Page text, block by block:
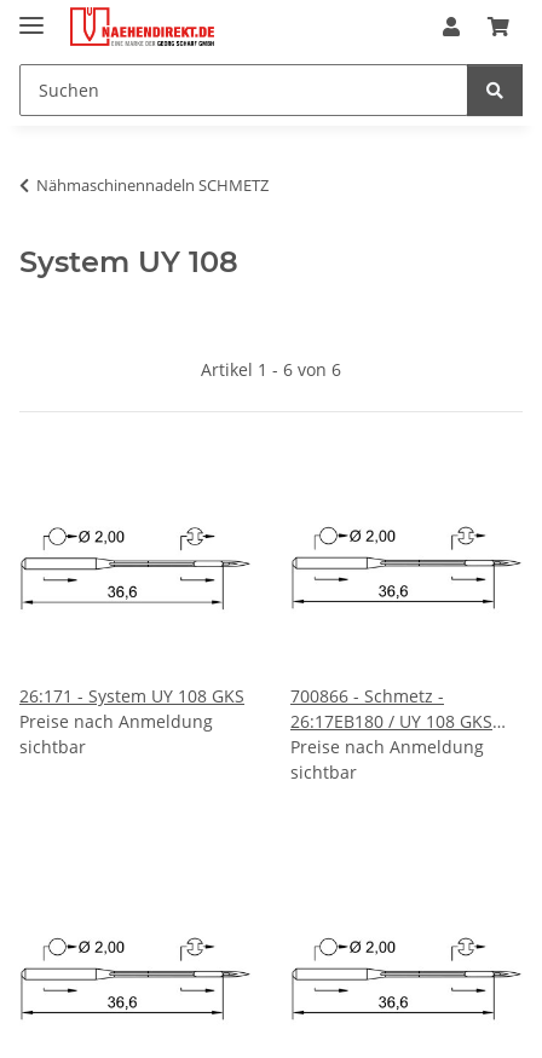
Nähmaschinennadeln SCHMETZ
System UY 108
Artikel 1 - 6 von 6
26:171 - System UY 108 GKS
Preise nach Anmeldung
sichtbar
700866 - Schmetz -
26:17EB180 / UY 108 GKS
SES Nadeldicke: 80 / Preis
pro Karte á 10 Nadeln /
Preise nach Anmeldung
sichtbar